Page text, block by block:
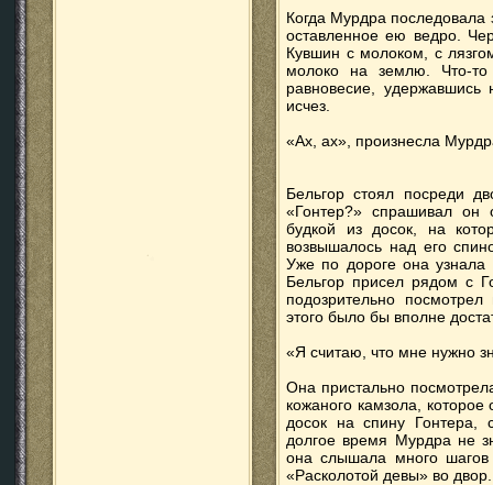
Когда Мурдра последовала
оставленное ею ведро.
Кувшин с молоком, с
молоко на землю. Что-
равновесие,
исчез.
«Ах, ах», произнесла
Бельгор стоял посреди
«Гонтер?» спрашивал он
будкой из досок, на
возвышалось над его
Уже по дороге она узнала
Бельгор присел рядом с
подозрительно
этого было бы вполне
«Я считаю, что мне нужно
Она пристально
кожаного камзола,
досок на спину Гонтера,
долгое время Мурдра не
она слышала много шагов
«Расколотой девы» во двор.